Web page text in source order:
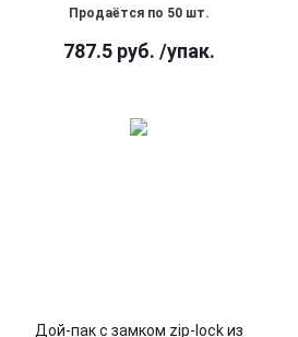
Продаётся по 50 шт.
787.5 руб. /упак.
Дой-пак с замком zip-lock из